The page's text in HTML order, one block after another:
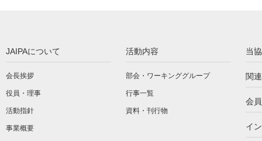
JAIPAについて
会長挨拶
役員・理事
活動指針
事業概要
活動内容
部会・ワーキンググループ
行事一覧
資料・刊行物
当
関
会
イ